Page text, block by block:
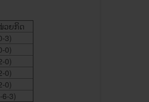
ວຍ​ກິດ
3)
0)
0)
0)
0)
6-3)